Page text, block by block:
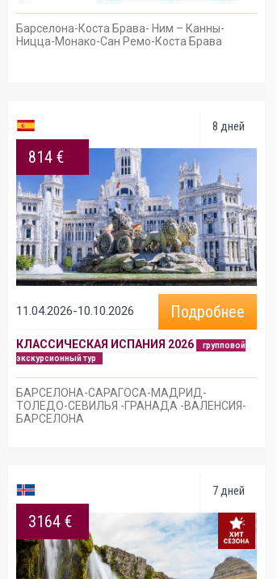
Барселона-Коста Брава- Ним – Канны-
Ницца-Монако-Сан Ремо-Коста Брава
8 дней
814 €
11.04.2026-10.10.2026 Подробнее
КЛАССИЧЕСКАЯ ИСПАНИЯ 2026
групповой
экскурсионный тур
БАРСЕЛОНА-САРАГОСА-МАДРИД-
ТОЛЕДО-СЕВИЛЬЯ -ГРАНАДА -ВАЛЕНСИЯ-
БАРСЕЛОНА
7 дней
3164 €